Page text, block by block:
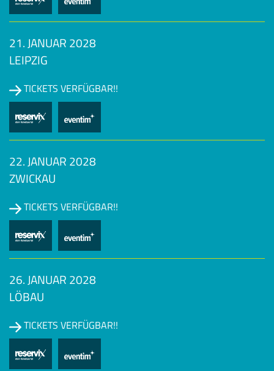
21. JANUAR 2028
LEIPZIG
TICKETS VERFÜGBAR!!
22. JANUAR 2028
ZWICKAU
TICKETS VERFÜGBAR!!
26. JANUAR 2028
LÖBAU
TICKETS VERFÜGBAR!!